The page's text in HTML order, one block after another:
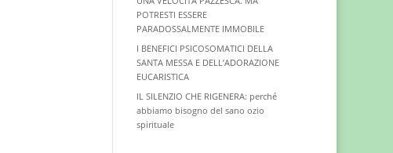
POTRESTI ESSERE
PARADOSSALMENTE IMMOBILE
I BENEFICI PSICOSOMATICI DELLA
SANTA MESSA E DELL’ADORAZIONE
EUCARISTICA
IL SILENZIO CHE RIGENERA: perché
abbiamo bisogno del sano ozio
spirituale